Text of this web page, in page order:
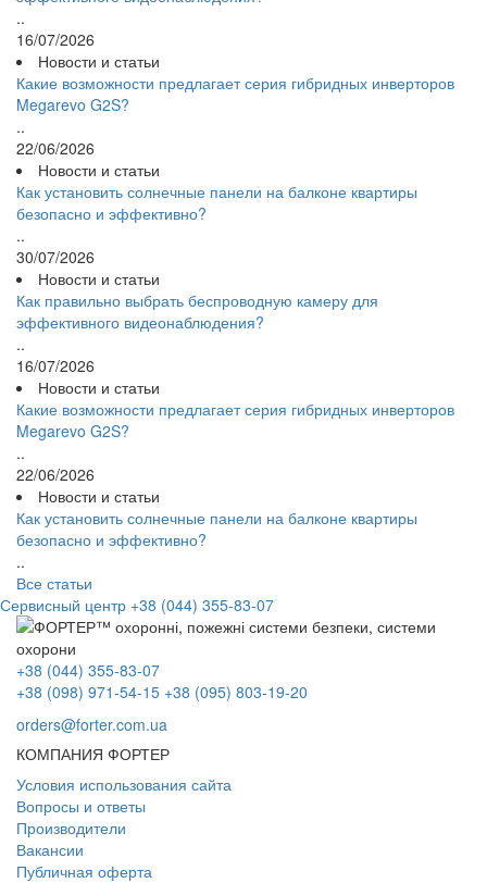
..
16/07/2026
Новости и статьи
Какие возможности предлагает серия гибридных инверторов
Megarevo G2S?
..
22/06/2026
Новости и статьи
Как установить солнечные панели на балконе квартиры
безопасно и эффективно?
..
30/07/2026
Новости и статьи
Как правильно выбрать беспроводную камеру для
эффективного видеонаблюдения?
..
16/07/2026
Новости и статьи
Какие возможности предлагает серия гибридных инверторов
Megarevo G2S?
..
22/06/2026
Новости и статьи
Как установить солнечные панели на балконе квартиры
безопасно и эффективно?
..
Все статьи
Сервисный центр +38 (044) 355-83-07
+38 (044) 355-83-07
+38 (098) 971-54-15 +38 (095) 803-19-20
orders@forter.com.ua
КОМПАНИЯ ФОРТЕР
Условия использования сайта
Вопросы и ответы
Производители
Вакансии
Публичная оферта